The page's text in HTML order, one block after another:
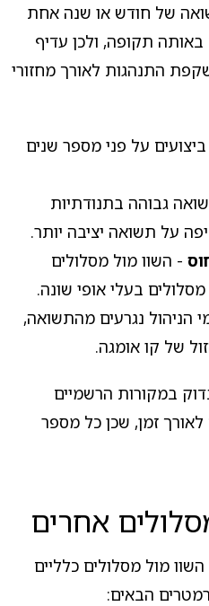
של חודש או שנה אחת
תקופה, ולכן עדיף
התנהגות לאורך מחזורי
על פני מספר שנים
גבוהה בתנודתיות
על תשואה יציבה יותר.
- השוו מול מסלולים
בעלי אופי שונה.
הניהול נגרעים מהתשואה,
של קו אומגה.
במקורות הרשמיים
לאורך זמן, שכן כל מספר
אחרים
מול מסלולים כלליים
הבאים: